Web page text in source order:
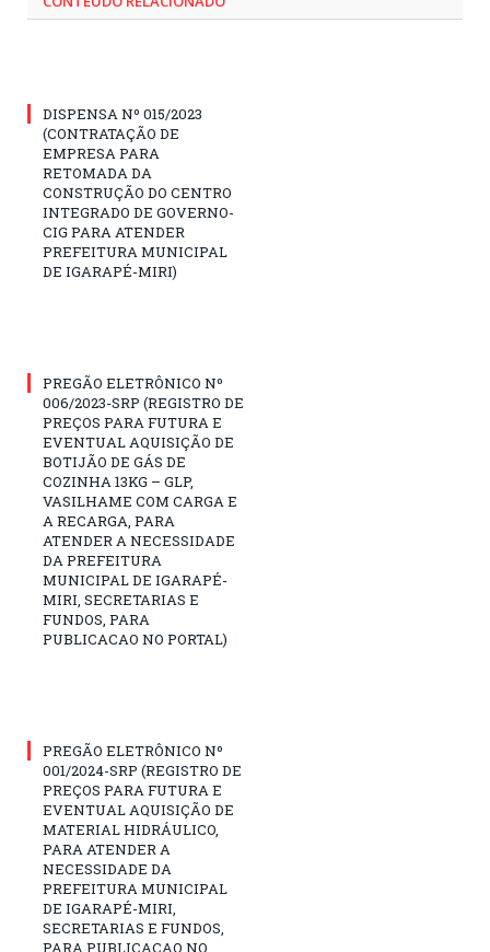
DISPENSA Nº 015/2023
(CONTRATAÇÃO DE
EMPRESA PARA
RETOMADA DA
CONSTRUÇÃO DO CENTRO
INTEGRADO DE GOVERNO-
CIG PARA ATENDER
PREFEITURA MUNICIPAL
DE IGARAPÉ-MIRI)
PREGÃO ELETRÔNICO Nº
006/2023-SRP (REGISTRO DE
PREÇOS PARA FUTURA E
EVENTUAL AQUISIÇÃO DE
BOTIJÃO DE GÁS DE
COZINHA 13KG – GLP,
VASILHAME COM CARGA E
A RECARGA, PARA
ATENDER A NECESSIDADE
DA PREFEITURA
MUNICIPAL DE IGARAPÉ-
MIRI, SECRETARIAS E
FUNDOS, PARA
PUBLICACAO NO PORTAL)
PREGÃO ELETRÔNICO Nº
001/2024-SRP (REGISTRO DE
PREÇOS PARA FUTURA E
EVENTUAL AQUISIÇÃO DE
MATERIAL HIDRÁULICO,
PARA ATENDER A
NECESSIDADE DA
PREFEITURA MUNICIPAL
DE IGARAPÉ-MIRI,
SECRETARIAS E FUNDOS,
PARA PUBLICACAO NO